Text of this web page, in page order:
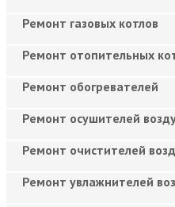
Ремонт газовых котлов
Ремонт отопительных
Ремонт обогревателей
Ремонт осушителей
Ремонт очистителей
Ремонт увлажнителей